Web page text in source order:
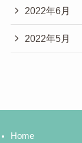
2022年6月
2022年5月
Home